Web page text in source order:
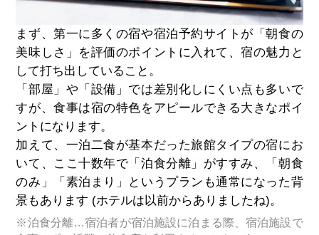
まず、第一に多くの宿や宿泊予約サイトが「朝食の
美味しさ」を評価のポイントに入れて、宿の魅力と
して打ち出していること。
「部屋」や「設備」では差別化しにくい点も多いで
すが、食事は宿の特色をアピールできる大きなポイ
ントになります。
加えて、一泊二食が基本だった旅館タイプの宿にお
いて、ここ十数年で「泊食分離」がすすみ、「朝食
のみ」「素泊まり」というプランも通常になった背
景もあります (ホテルは以前からありましたね)。
※泊食分離…宿泊者が宿泊施設に泊まる際、宿泊施設で